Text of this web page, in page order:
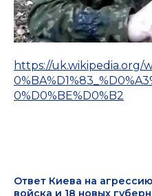
https://uk.wikipedia.org/
0%D0%BE%D0%B2
Ответ Киева на
войска и 18 новых